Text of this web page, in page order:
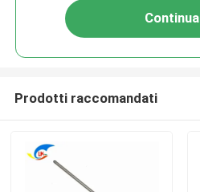
Continua
Prodotti raccomandati